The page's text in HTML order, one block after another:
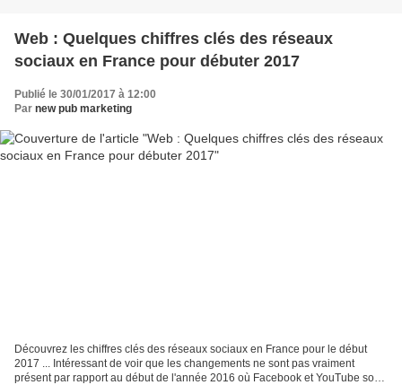
Web : Quelques chiffres clés des réseaux
sociaux en France pour débuter 2017
Publié le 30/01/2017 à 12:00
Par new pub marketing
Découvrez les chiffres clés des réseaux sociaux en France pour le début
2017 ... Intéressant de voir que les changements ne sont pas vraiment
présent par rapport au début de l'année 2016 où Facebook et YouTube sont